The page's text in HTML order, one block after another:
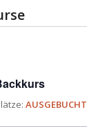
AUSGEBUCHT